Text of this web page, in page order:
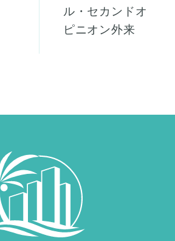
ル・セカンドオ
ピニオン外来